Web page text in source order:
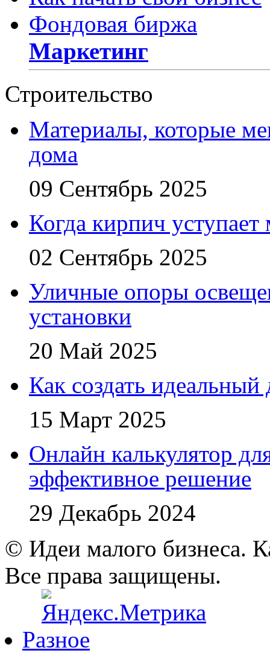
Фондовая биржа
Маркетинг
Строительство
Материалы, которые
дома
09 Сентябрь 2025
Когда кирпич
02 Сентябрь 2025
Уличные опоры
установки
20 Май 2025
Как создать
15 Март 2025
Онлайн калькулятор
эффективное решение
29 Декабрь 2024
© Идеи малого бизнеса.
Все права защищены.
Разное